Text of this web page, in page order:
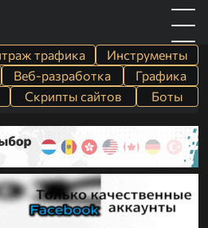
трафика
Инструменты
Веб-разработка
Графика
Скрипты сайтов Боты